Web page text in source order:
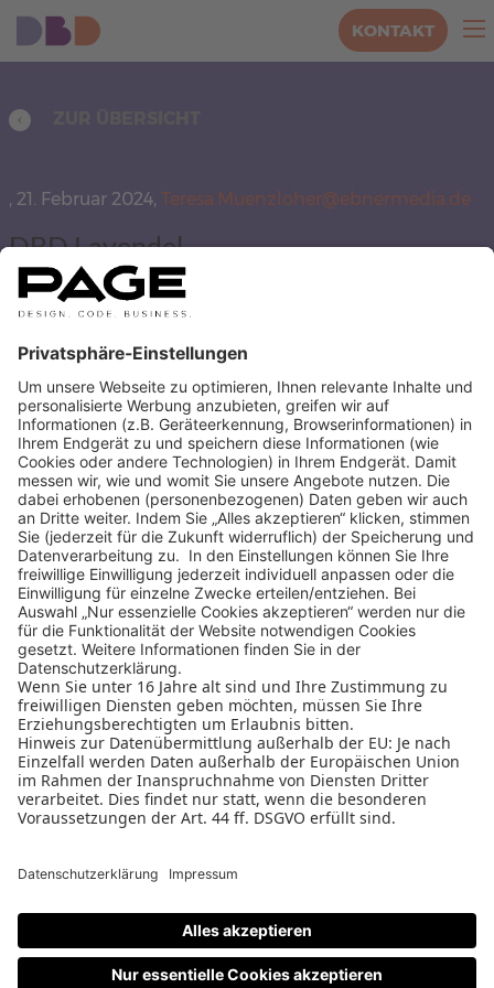
KONTAKT
, 21. Februar 2024, Teresa.Muenzloher@ebnermedia.de
DBD Lavendel
AUTOREN BEITRÄGE ANZEIGEN
ZUR ÜBERSICHT
Design Business Days
Impressum
AGB
Datenschutz
Cookie-Einstellungen
Nutzungsbedingungen
Datenschutz
PAGE W&V